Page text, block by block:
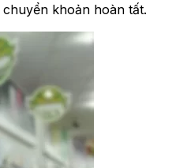
khoản hoàn tất.